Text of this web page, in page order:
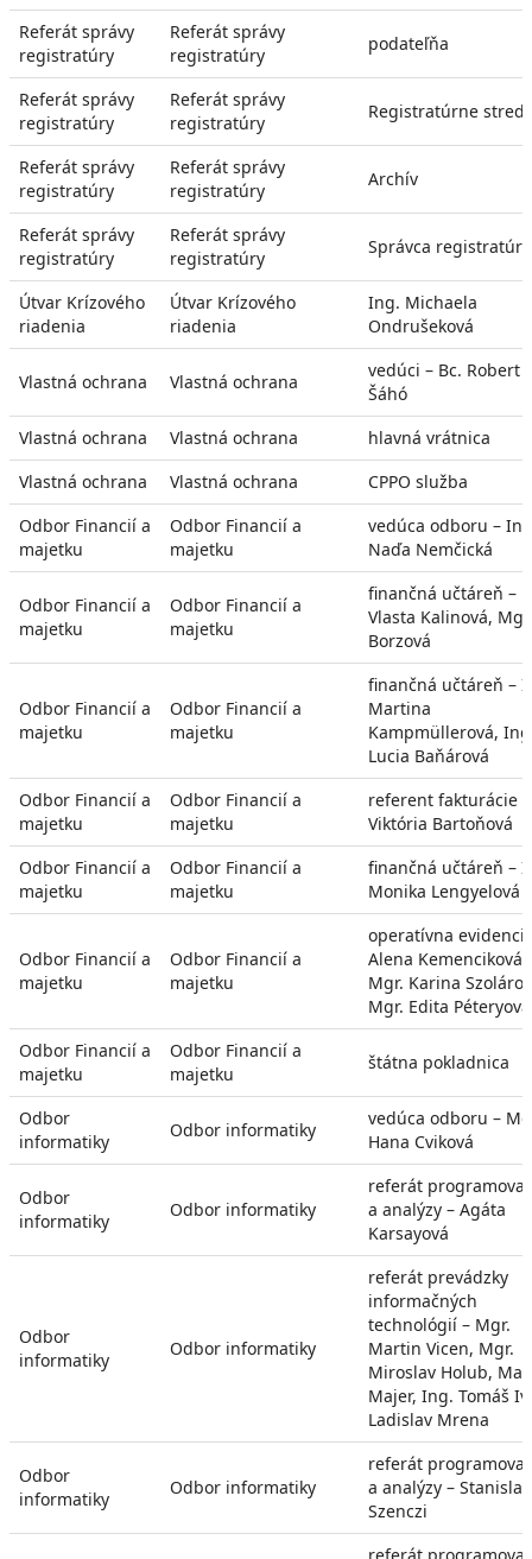
Referát správy
registratúry
Referát správy
registratúry
podateľňa
Referát správy
registratúry
Referát správy
registratúry
Registratúrne
Referát správy
registratúry
Referát správy
registratúry
Archív
Referát správy
registratúry
Referát správy
registratúry
Správca registratúry
Útvar Krízového
riadenia
Útvar Krízového
riadenia
Ing. Michaela
Ondrušeková
Vlastná ochrana Vlastná ochrana
vedúci – Bc. Robert
Šáhó
Vlastná ochrana
Vlastná ochrana
hlavná vrátnica
Vlastná ochrana
Vlastná ochrana
CPPO služba
Odbor Financií a
majetku
Odbor Financií a
majetku
vedúca odboru –
Naďa Nemčická
Odbor Financií a
majetku
Odbor Financií a
majetku
finančná učtáreň –
Vlasta Kalinová, Mgr.
Borzová
Odbor Financií a
majetku
Odbor Financií a
majetku
finančná učtáreň –
Martina
Kampmüllerová,
Lucia Baňárová
Odbor Financií a
majetku
Odbor Financií a
majetku
referent fakturácie –
Viktória Bartoňová
Odbor Financií a
majetku
Odbor Financií a
majetku
finančná učtáreň –
Monika Lengyelová
Odbor Financií a
majetku
Odbor Financií a
majetku
operatívna
Alena Kemenciková,
Mgr. Karina
Mgr. Edita Péteryová
Odbor Financií a
majetku
Odbor Financií a
majetku
štátna pokladnica
Odbor
informatiky
Odbor informatiky
vedúca odboru –
Hana Cviková
Odbor
informatiky
Odbor informatiky
referát
a analýzy – Agáta
Karsayová
Odbor
informatiky
Odbor informatiky
referát prevádzky
informačných
technológií – Mgr.
Martin Vicen, Mgr.
Miroslav Holub,
Majer, Ing. Tomáš
Ladislav Mrena
Odbor
informatiky
Odbor informatiky
referát
a analýzy – Stanislav
Szenczi
referát